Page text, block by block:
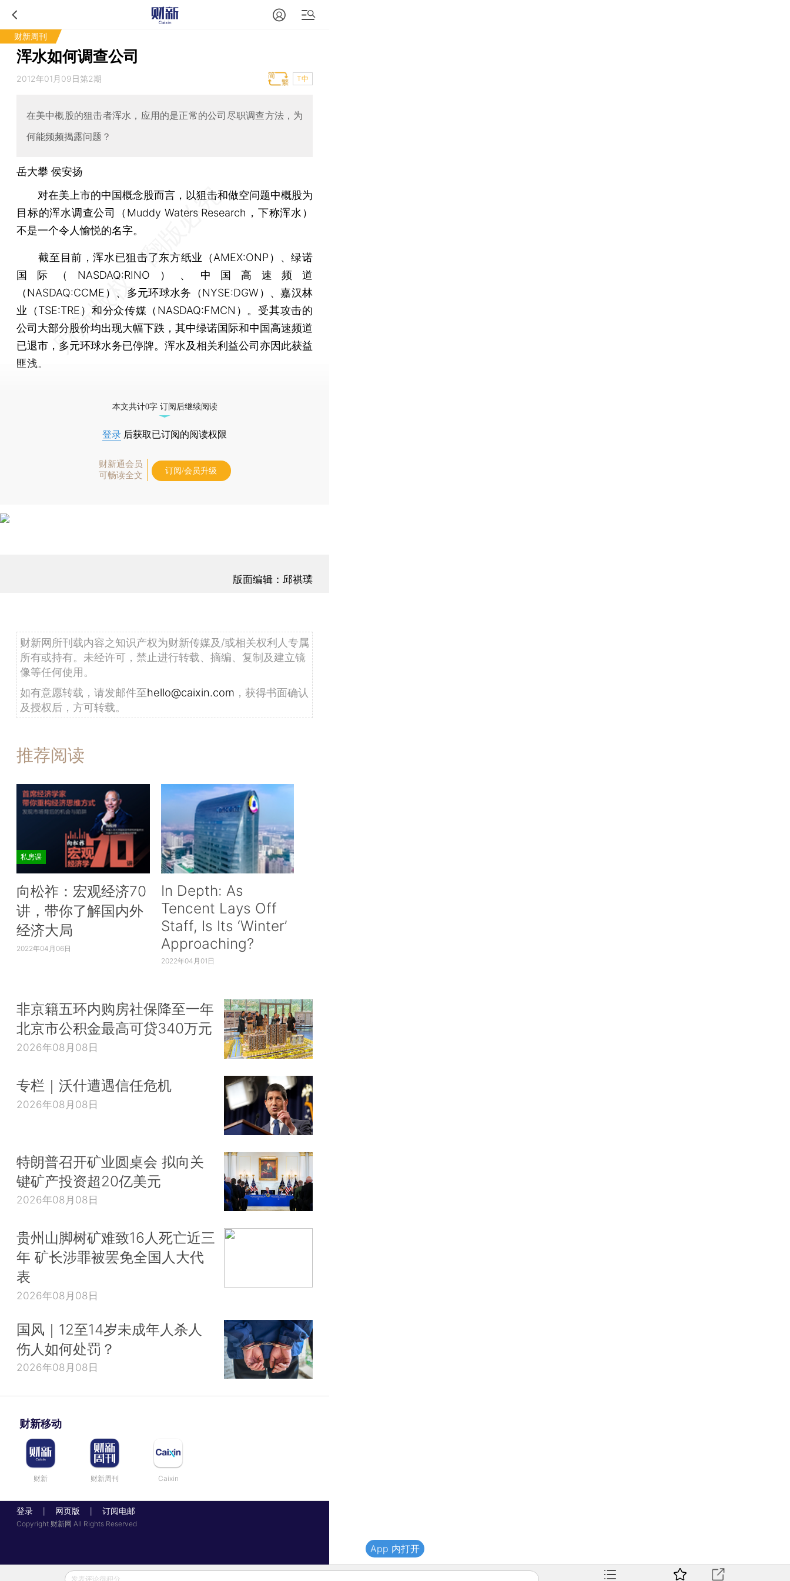
财新周刊
浑水如何调查公司
2012年01月09日第2期 T中
在美中概股的狙击者浑水，应用的是正常的公司尽职调查方法，为
何能频频揭露问题？
岳大攀 侯安扬
对在美上市的中国概念股而言，以狙击和做空问题中概股为
目标的浑水调查公司（Muddy Waters Research，下称浑水）
不是一个令人愉悦的名字。
截至目前，浑水已狙击了东方纸业（AMEX:ONP）、绿诺
国际（NASDAQ:RINO）、中国高速频道
（NASDAQ:CCME）、多元环球水务（NYSE:DGW）、嘉汉林
业（TSE:TRE）和分众传媒（NASDAQ:FMCN）。受其攻击的
公司大部分股价均出现大幅下跌，其中绿诺国际和中国高速频道
已退市，多元环球水务已停牌。浑水及相关利益公司亦因此获益
匪浅。
本文共计0字 订阅后继续阅读
登录 后获取已订阅的阅读权限
财新通会员
可畅读全文
订阅/会员升级
版面编辑：邱祺璞
财新网所刊载内容之知识产权为财新传媒及/或相关权利人专属
所有或持有。未经许可，禁止进行转载、摘编、复制及建立镜
像等任何使用。
如有意愿转载，请发邮件至hello@caixin.com ，获得书面确认
及授权后，方可转载。
推荐阅读
私房课
向松祚：宏观经济70
讲，带你了解国内外
经济大局
2022年04月06日
In Depth: As
Tencent Lays Off
Staff, Is Its ‘Winter’
Approaching?
2022年04月01日
非京籍五环内购房社保降至一年
北京市公积金最高可贷340万元
2026年08月08日
专栏｜沃什遭遇信任危机
2026年08月08日
特朗普召开矿业圆桌会 拟向关
键矿产投资超20亿美元
2026年08月08日
贵州山脚树矿难致16人死亡近三
年 矿长涉罪被罢免全国人大代
表
2026年08月08日
国风｜12至14岁未成年人杀人
伤人如何处罚？
2026年08月08日
财新移动
财新 财新周刊 Caixin
登录 网页版 订阅电邮
Copyright 财新网 All Rights Reserved
发表评论得积分
App 内打开